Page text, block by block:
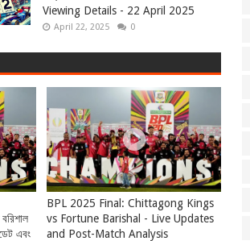
Viewing Details - 22 April 2025
April 22, 2025 0
এবং
BPL 2025 Final: Chittagong Kings
vs Fortune Barishal - Live Updates
and Post-Match Analysis